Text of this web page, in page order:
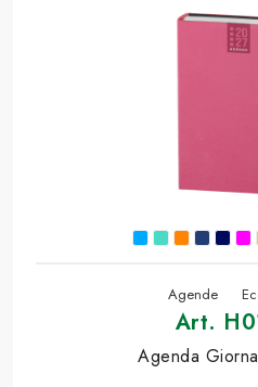
Agende
Art.
Agenda